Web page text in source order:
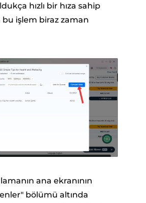
hızlı bir hıza sahip
işlem biraz zaman
ana ekranının
bölümü altında